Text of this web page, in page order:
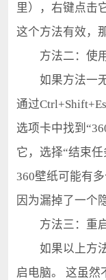
里），右键点击
这个方法有效，
方法二：使用
如果方法一无
通过
选项卡中找到
它，选择“结束
360壁纸可能有
因为漏掉了一个
方法三：重
如果以上方法
启电脑。 这虽然